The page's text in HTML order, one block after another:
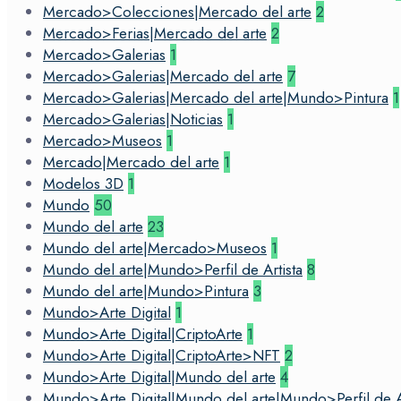
Mercado>Colecciones|Mercado del arte 2
Mercado>Ferias|Mercado del arte 2
Mercado>Galerias 1
Mercado>Galerias|Mercado del arte 7
Mercado>Galerias|Mercado del arte|Mundo>Pintura 1
Mercado>Galerias|Noticias 1
Mercado>Museos 1
Mercado|Mercado del arte 1
Modelos 3D 1
Mundo 50
Mundo del arte 23
Mundo del arte|Mercado>Museos 1
Mundo del arte|Mundo>Perfil de Artista 8
Mundo del arte|Mundo>Pintura 3
Mundo>Arte Digital 1
Mundo>Arte Digital|CriptoArte 1
Mundo>Arte Digital|CriptoArte>NFT 2
Mundo>Arte Digital|Mundo del arte 4